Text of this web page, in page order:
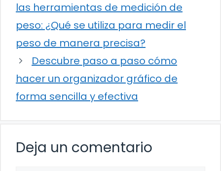
las herramientas de medición de
peso: ¿Qué se utiliza para medir el
peso de manera precisa?
Descubre paso a paso cómo
hacer un organizador gráfico de
forma sencilla y efectiva
Deja un comentario